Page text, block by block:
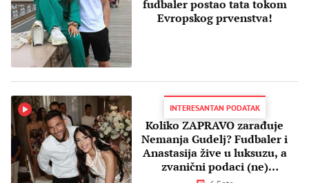
fudbaler postao tata tokom
Evropskog prvenstva!
INTERESANTAN PODATAK
Koliko ZAPRAVO zarađuje
Nemanja Gudelj? Fudbaler i
Anastasija žive u luksuzu, a
zvanični podaci (ne)